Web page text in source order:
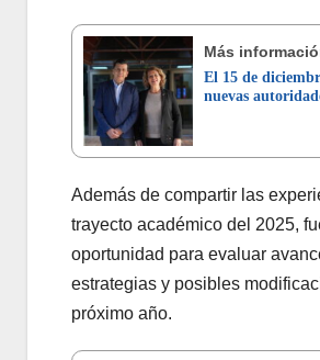
Más
El 15 de
nuevas
Además de compartir las
trayecto académico del 2025,
oportunidad para evaluar
estrategias y posibles
próximo año.